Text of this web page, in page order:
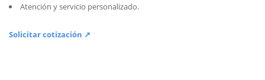
Atención y servicio personalizado.
Solicitar cotización ↗